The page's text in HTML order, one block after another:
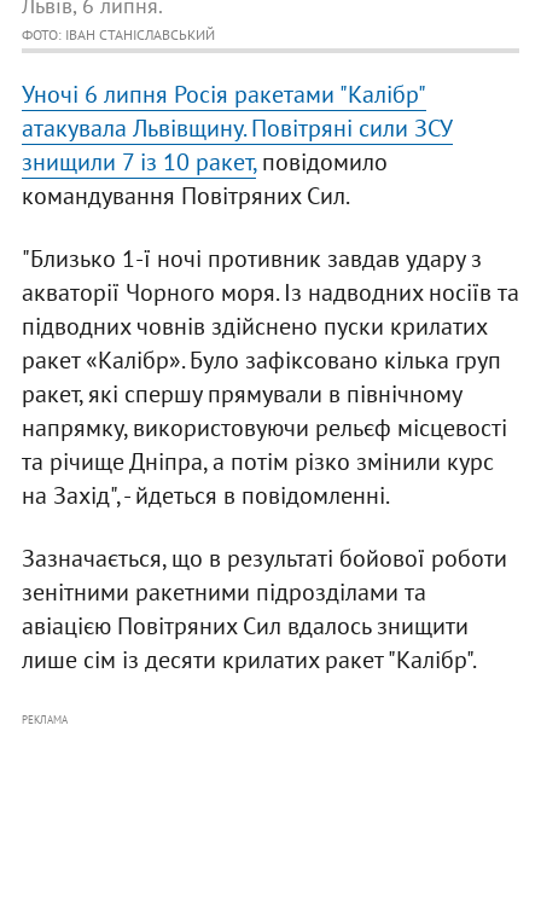
Львів, 6 липня.
ФОТО: ІВАН СТАНІСЛАВСЬКИЙ
Уночі 6 липня Росія ракетами "Калібр"
атакувала Львівщину. Повітряні сили ЗСУ
знищили 7 із 10 ракет,повідомило
командування Повітряних Сил.
"Близько 1-ї ночі противник завдав удару з
акваторії Чорного моря. Із надводних носіїв та
підводних човнів здійснено пуски крилатих
ракет «Калібр». Було зафіксовано кілька груп
ракет, які спершу прямували в північному
напрямку, використовуючи рельєф місцевості
та річище Дніпра, а потім різко змінили курс
на Захід", - йдеться в повідомленні.
Зазначається, що в результаті бойової роботи
зенітними ракетними підрозділами та
авіацією Повітряних Сил вдалось знищити
лише сім із десяти крилатих ракет "Калібр".
РЕКЛАМА